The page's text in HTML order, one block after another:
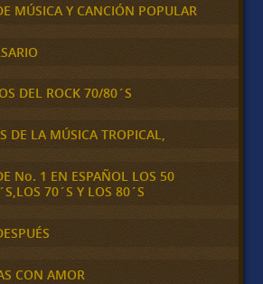
MÚSICA Y CANCIÓN POPULAR
DEL ROCK 70/80´S
DE LA MÚSICA TROPICAL,
No. 1 EN ESPAÑOL LOS 50
70´S Y LOS 80´S
CON AMOR